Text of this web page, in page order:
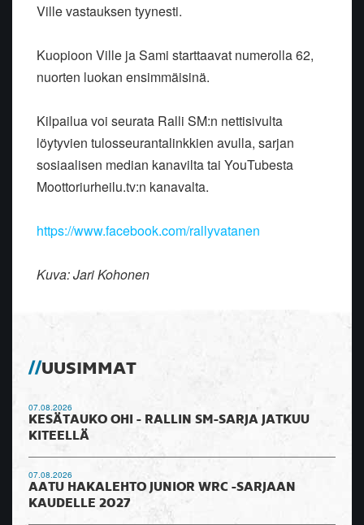
Ville vastauksen tyynesti.
Kuopioon Ville ja Sami starttaavat numerolla 62,
nuorten luokan ensimmäisinä.
Kilpailua voi seurata Ralli SM:n nettisivulta
löytyvien tulosseurantalinkkien avulla, sarjan
sosiaalisen median kanavilta tai YouTubesta
Moottoriurheilu.tv:n kanavalta.
https://www.facebook.com/rallyvatanen
Kuva: Jari Kohonen
UUSIMMAT
07.08.2026
KESÄTAUKO OHI - RALLIN SM-SARJA JATKUU
KITEELLÄ
07.08.2026
AATU HAKALEHTO JUNIOR WRC -SARJAAN
KAUDELLE 2027